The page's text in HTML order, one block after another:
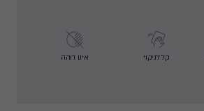
קל לניקוי אינו דוהה